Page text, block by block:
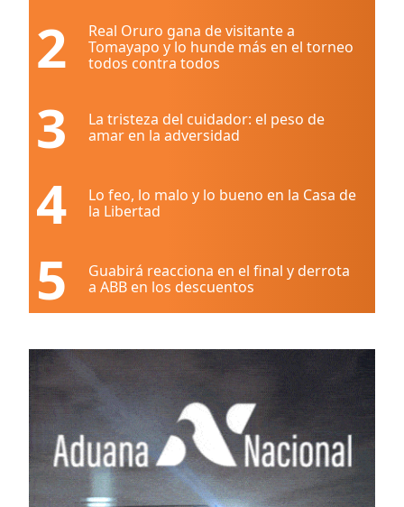
2
Real Oruro gana de visitante a
Tomayapo y lo hunde más en el torneo
todos contra todos
3
La tristeza del cuidador: el peso de
amar en la adversidad
4
Lo feo, lo malo y lo bueno en la Casa de
la Libertad
5
Guabirá reacciona en el final y derrota
a ABB en los descuentos